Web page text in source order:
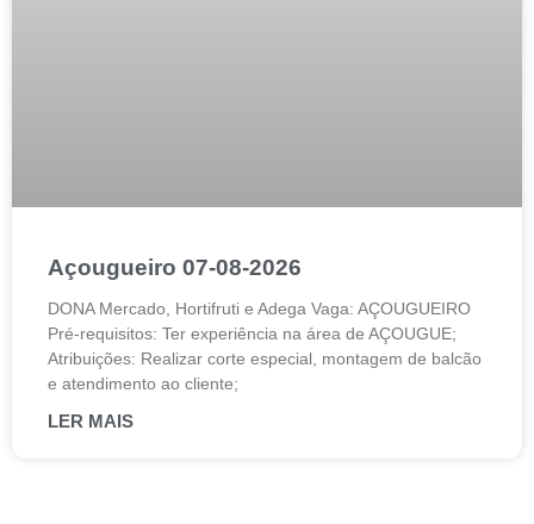
Açougueiro 07-08-2026
DONA Mercado, Hortifruti e Adega Vaga: AÇOUGUEIRO
Pré-requisitos: Ter experiência na área de AÇOUGUE;
Atribuições: Realizar corte especial, montagem de balcão
e atendimento ao cliente;
LER MAIS